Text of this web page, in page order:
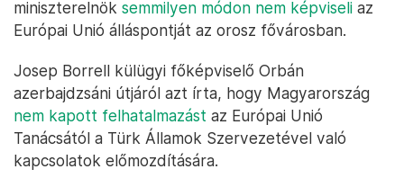
miniszterelnök semmilyen módon nem képviseli az
Európai Unió álláspontját az orosz fővárosban.
Josep Borrell külügyi főképviselő Orbán
azerbajdzsáni útjáról azt írta, hogy Magyarország
nem kapott felhatalmazást az Európai Unió
Tanácsától a Türk Államok Szervezetével való
kapcsolatok előmozdítására.